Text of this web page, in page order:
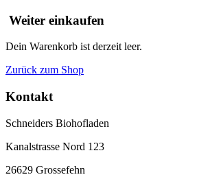
Weiter einkaufen
Dein Warenkorb ist derzeit leer.
Zurück zum Shop
Kontakt
Schneiders Biohofladen
Kanalstrasse Nord 123
26629 Grossefehn